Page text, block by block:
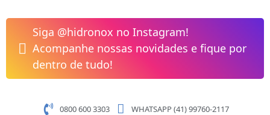
para
conteúdo
Siga @hidronox no Instagram!
Acompanhe nossas novidades e fique por
dentro de tudo!
0800 600 3303 WHATSAPP (41) 99760-2117